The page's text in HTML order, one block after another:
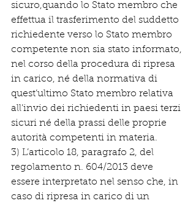
sicuro,quando lo Stato membro che
effettua il trasferimento del suddetto
richiedente verso lo Stato membro
competente non sia stato informato,
nel corso della procedura di ripresa
in carico, né della normativa di
quest’ultimo Stato membro relativa
all’invio dei richiedenti in paesi terzi
sicuri né della prassi delle proprie
autorità competenti in materia.
3) L’articolo 18, paragrafo 2, del
regolamento n. 604/2013 deve
essere interpretato nel senso che, in
caso di ripresa in carico di un